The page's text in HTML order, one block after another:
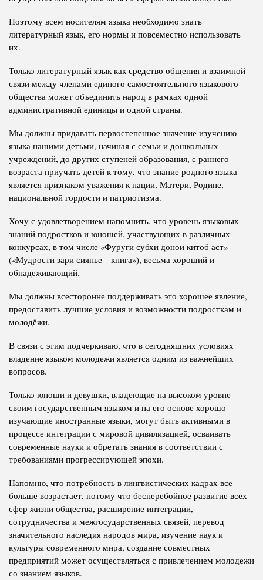
Поэтому всем носителям языка необходимо знать
литературный язык, его нормы и повсеместно использовать
их.
Только литературный язык как средство общения и взаимной
связи между членами единого самостоятельного языкового
общества может объединить народ в рамках одной
административной единицы и одной страны.
Мы должны придавать первостепенное значение изучению
языка нашими детьми, начиная с семьи и дошкольных
учреждений, до других ступеней образования, с раннего
возраста приучать детей к тому, что знание родного языка
является признаком уважения к нации, Матери, Родине,
национальной гордости и патриотизма.
Хочу с удовлетворением напомнить, что уровень языковых
знаний подростков и юношей, участвующих в различных
конкурсах, в том числе «Фуруги субхи донои китоб аст»
(«Мудрости зари сиянье – книга»), весьма хороший и
обнадеживающий.
Мы должны всесторонне поддерживать это хорошее явление,
предоставить лучшие условия и возможности подросткам и
молодёжи.
В связи с этим подчеркиваю, что в сегодняшних условиях
владение языком молодежи является одним из важнейших
вопросов.
Только юноши и девушки, владеющие на высоком уровне
своим государственным языком и на его основе хорошо
изучающие иностранные языки, могут быть активными в
процессе интеграции с мировой цивилизацией, осваивать
современные науки и обретать знания в соответствии с
требованиями прогрессирующей эпохи.
Напомню, что потребность в лингвистических кадрах все
больше возрастает, потому что бесперебойное развитие всех
сфер жизни общества, расширение интеграции,
сотрудничества и межгосударственных связей, перевод
значительного наследия народов мира, изучение наук и
культуры современного мира, создание совместных
предприятий может осуществляться с привлечением молодежи
со знанием языков.